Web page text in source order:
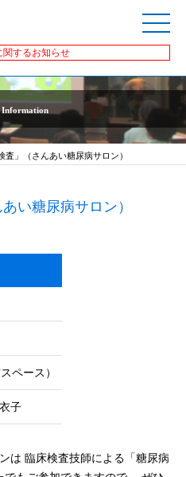
関するお知らせ
Information
査」（さんあい糖尿病サロン）
い糖尿病サロン）
ペース）
子
は 臨床検査技師による「糖尿病